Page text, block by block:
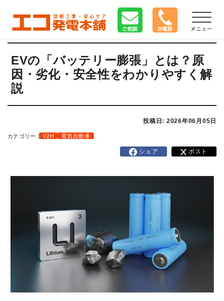
EVの「バッテリー膨張」とは？原
因・劣化・安全性をわかりやすく解
説
投稿日: 2026年06月05日
カテゴリー : V2H 電気自動車
シェア ポスト